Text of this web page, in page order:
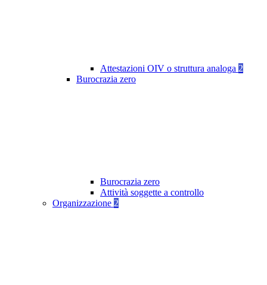
Attestazioni OIV o struttura analoga 2
Burocrazia zero
Burocrazia zero
Attività soggette a controllo
Organizzazione 2